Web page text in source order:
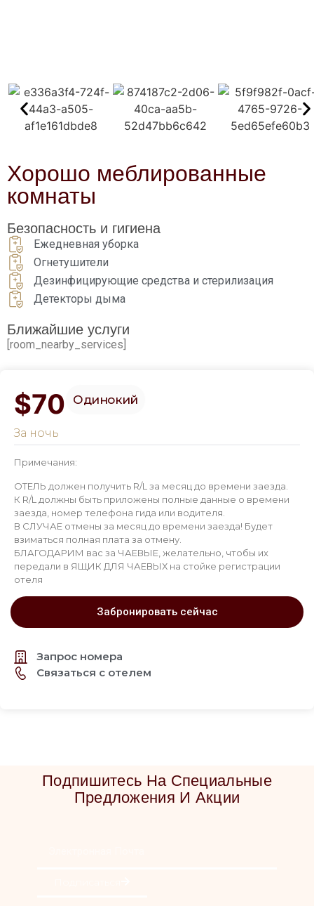
Хорошо меблированные
комнаты
Безопасность и гигиена
Ежедневная уборка
Огнетушители
Дезинфицирующие средства и стерилизация
Детекторы дыма
Ближайшие услуги
[room_nearby_services]
$70 Одинокий
За ночь
Примечания:
ОТЕЛЬ должен получить R/L за месяц до времени заезда.
К R/L должны быть приложены полные данные о времени
заезда, номер телефона гида или водителя.
В СЛУЧАЕ отмены за месяц до времени заезда! Будет
взиматься полная плата за отмену.
БЛАГОДАРИМ вас за ЧАЕВЫЕ, желательно, чтобы их
передали в ЯЩИК ДЛЯ ЧАЕВЫХ на стойке регистрации
отеля
Забронировать сейчас
Запрос номера
Связаться с отелем
Подпишитесь На Специальные
Предложения И Акции